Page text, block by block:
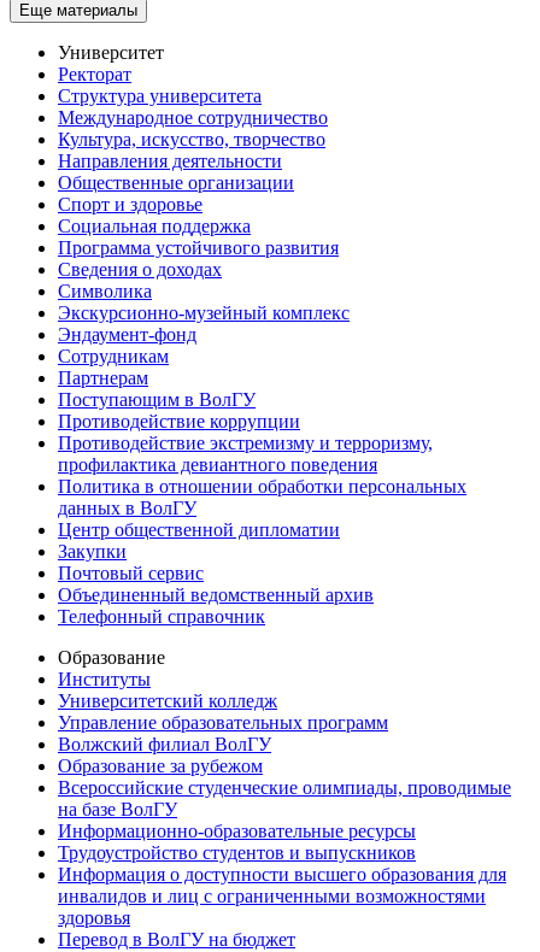
Еще материалы
Университет
Ректорат
Структура университета
Международное сотрудничество
Культура, искусство, творчество
Направления деятельности
Общественные организации
Спорт и здоровье
Социальная поддержка
Программа устойчивого развития
Сведения о доходах
Символика
Экскурсионно-музейный комплекс
Эндаумент-фонд
Сотрудникам
Партнерам
Поступающим в ВолГУ
Противодействие коррупции
Противодействие экстремизму и терроризму,
профилактика девиантного поведения
Политика в отношении обработки персональных
данных в ВолГУ
Центр общественной дипломатии
Закупки
Почтовый сервис
Объединенный ведомственный архив
Телефонный справочник
Образование
Институты
Университетский колледж
Управление образовательных программ
Волжский филиал ВолГУ
Образование за рубежом
Всероссийские студенческие олимпиады, проводимые
на базе ВолГУ
Информационно-образовательные ресурсы
Трудоустройство студентов и выпускников
Информация о доступности высшего образования для
инвалидов и лиц с ограниченными возможностями
здоровья
Перевод в ВолГУ на бюджет